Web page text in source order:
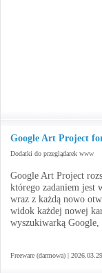
Google Art Project
Dodatki do przeglądarek www
Google Art Project
którego zadaniem jest
wraz z każdą nowo
widok każdej nowej
wyszukiwarką Google,
Freeware (darmowa) |